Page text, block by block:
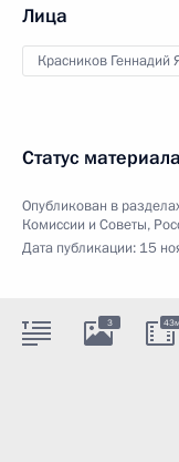
Лица
Красников Геннадий
Статус материала
Опубликован в
Комиссии и Советы,
Дата публикации: 15
3 43м